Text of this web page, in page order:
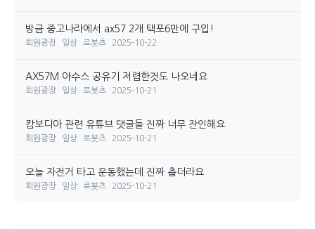
방금 중고나라에서 ax57 2개 택포6만에 구입!
회원광장 일상 로봇츠 2025-10-22
AX57M 아수스 공유기 저렴한것도 나오네요
회원광장 일상 로봇츠 2025-10-21
캄보디아 관련 유튜브 댓글들 진짜 너무 잔인해요
회원광장 일상 로봇츠 2025-10-21
오늘 자전거 타고 운동했는데 진짜 춥더라요
회원광장 일상 로봇츠 2025-10-21